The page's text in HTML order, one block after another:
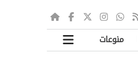
منوعات